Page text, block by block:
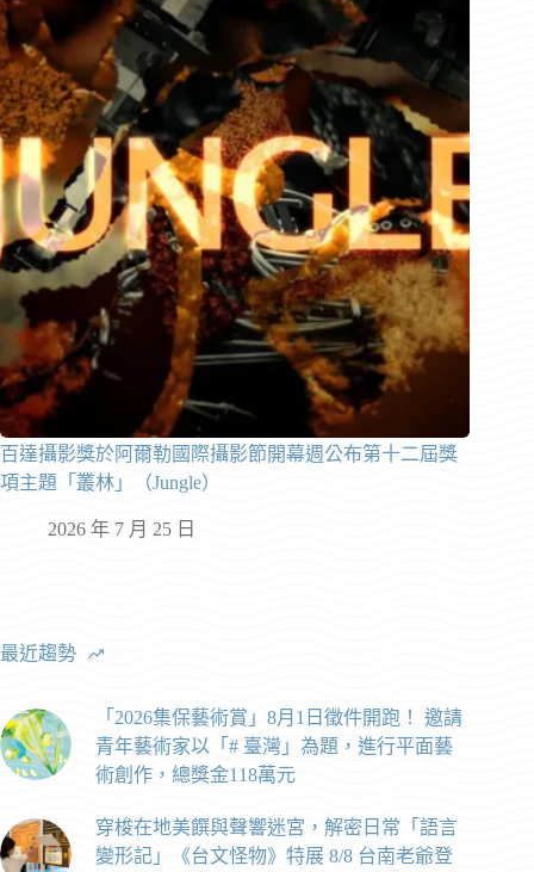
百達攝影獎於阿爾勒國際攝影節開幕週公布第十二屆獎
項主題「叢林」（Jungle）
2026 年 7 月 25 日
最近趨勢
「2026集保藝術賞」8月1日徵件開跑！ 邀請
青年藝術家以「# 臺灣」為題，進行平面藝
術創作，總獎金118萬元
穿梭在地美饌與聲響迷宮，解密日常「語言
變形記」《台文怪物》特展 8/8 台南老爺登